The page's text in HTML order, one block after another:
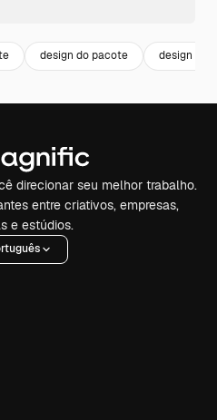
design do pacote design
direcionar seu melhor trabalho.
entre criativos, empresas,
e estúdios.